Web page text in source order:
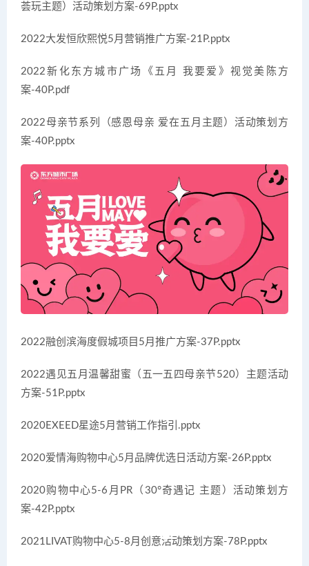
荟玩主题）活动策划方案-69P.pptx
2022大发恒欣熙悦5月营销推广方案-21P.pptx
2022新化东方城市广场《五月 我要爱》视觉美陈方
案-40P.pdf
2022母亲节系列（感恩母亲 爱在五月主题）活动策划方
案-40P.pptx
2022融创滨海度假城项目5月推广方案-37P.pptx
2022遇见五月温馨甜蜜（五一五四母亲节520）主题活动
方案-51P.pptx
2020EXEED星途5月营销工作指引.pptx
2020爱情海购物中心5月品牌优选日活动方案-26P.pptx
2020购物中心5-6月PR（30°奇遇记 主题）活动策划方
案-42P.pptx
2021LIVAT购物中心5-8月创意活动策划方案-78P.pptx